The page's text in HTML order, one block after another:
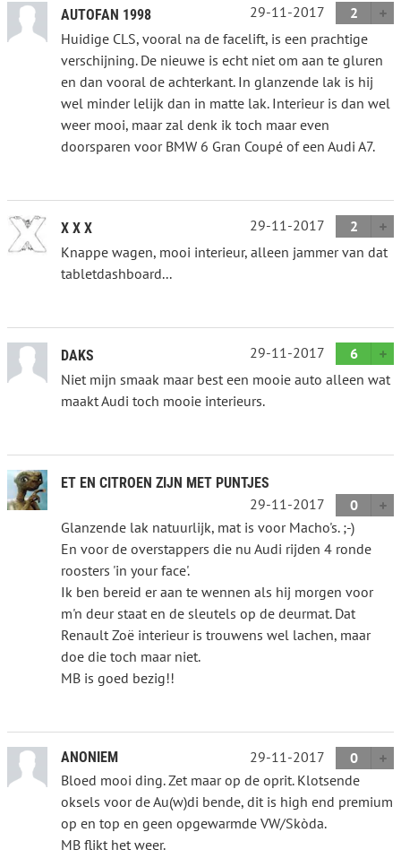
AUTOFAN 1998 29-11-2017
2
Huidige CLS, vooral na de facelift, is een prachtige
verschijning. De nieuwe is echt niet om aan te gluren
en dan vooral de achterkant. In glanzende lak is hij
wel minder lelijk dan in matte lak. Interieur is dan wel
weer mooi, maar zal denk ik toch maar even
doorsparen voor BMW 6 Gran Coupé of een Audi A7.
X X X 29-11-2017
2
Knappe wagen, mooi interieur, alleen jammer van dat
tabletdashboard...
DAKS 29-11-2017
6
Niet mijn smaak maar best een mooie auto alleen wat
maakt Audi toch mooie interieurs.
ET EN CITROEN ZIJN MET PUNTJES
29-11-2017
0
Glanzende lak natuurlijk, mat is voor Macho's. ;-)
En voor de overstappers die nu Audi rijden 4 ronde
roosters 'in your face'.
Ik ben bereid er aan te wennen als hij morgen voor
m'n deur staat en de sleutels op de deurmat. Dat
Renault Zoë interieur is trouwens wel lachen, maar
doe die toch maar niet.
MB is goed bezig!!
ANONIEM 29-11-2017
0
Bloed mooi ding. Zet maar op de oprit. Klotsende
oksels voor de Au(w)di bende, dit is high end premium
op en top en geen opgewarmde VW/Skòda.
MB flikt het weer.